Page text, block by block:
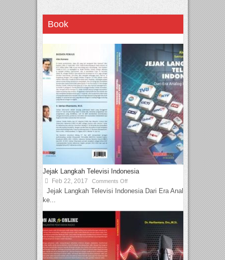
Book
Jejak Langkah Televisi Indonesia
Feb 22, 2017 Comments Off
Jejak Langkah Televisi Indonesia Dari Era Analog
ke...